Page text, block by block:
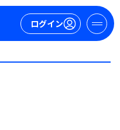
ログイン